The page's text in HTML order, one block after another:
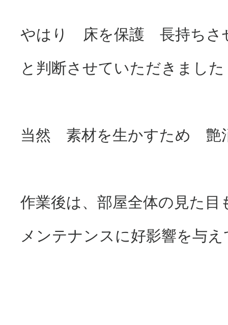
やはり 床を保護 長持ちさ
と判断させていただきました
当然 素材を生かすため 艶
作業後は、部屋全体の見た
メンテナンスに好影響を与